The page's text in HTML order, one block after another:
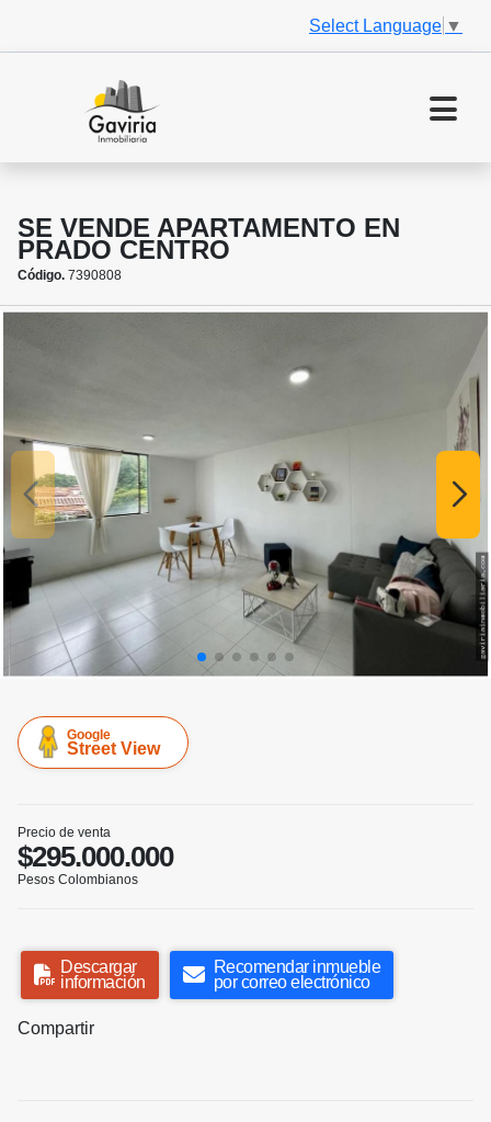
Select Language ▼
SE VENDE APARTAMENTO EN
PRADO CENTRO
Código. 7390808
Google
Street View
Precio de venta
$295.000.000
Pesos Colombianos
Descargar
información
Recomendar inmueble
por correo electrónico
Compartir